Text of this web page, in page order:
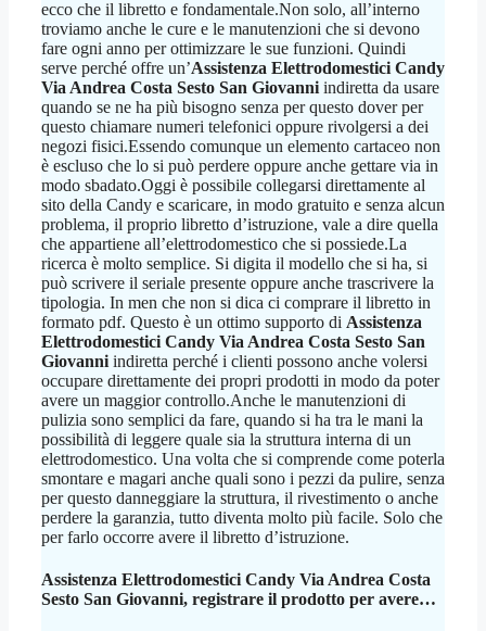
ecco che il libretto e fondamentale.Non solo, all’interno
troviamo anche le cure e le manutenzioni che si devono
fare ogni anno per ottimizzare le sue funzioni. Quindi
serve perché offre un’Assistenza Elettrodomestici Candy
Via Andrea Costa Sesto San Giovanni indiretta da usare
quando se ne ha più bisogno senza per questo dover per
questo chiamare numeri telefonici oppure rivolgersi a dei
negozi fisici.Essendo comunque un elemento cartaceo non
è escluso che lo si può perdere oppure anche gettare via in
modo sbadato.Oggi è possibile collegarsi direttamente al
sito della Candy e scaricare, in modo gratuito e senza alcun
problema, il proprio libretto d’istruzione, vale a dire quella
che appartiene all’elettrodomestico che si possiede.La
ricerca è molto semplice. Si digita il modello che si ha, si
può scrivere il seriale presente oppure anche trascrivere la
tipologia. In men che non si dica ci comprare il libretto in
formato pdf. Questo è un ottimo supporto di Assistenza
Elettrodomestici Candy Via Andrea Costa Sesto San
Giovanni indiretta perché i clienti possono anche volersi
occupare direttamente dei propri prodotti in modo da poter
avere un maggior controllo.Anche le manutenzioni di
pulizia sono semplici da fare, quando si ha tra le mani la
possibilità di leggere quale sia la struttura interna di un
elettrodomestico. Una volta che si comprende come poterla
smontare e magari anche quali sono i pezzi da pulire, senza
per questo danneggiare la struttura, il rivestimento o anche
perdere la garanzia, tutto diventa molto più facile. Solo che
per farlo occorre avere il libretto d’istruzione.
Assistenza Elettrodomestici Candy Via Andrea Costa
Sesto San Giovanni, registrare il prodotto per avere…